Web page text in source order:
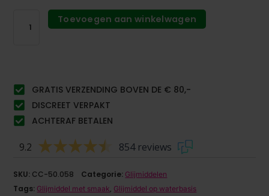
Toevoegen aan winkelwagen
GRATIS VERZENDING BOVEN DE € 80,-
DISCREET VERPAKT
ACHTERAF BETALEN
9.2 854 reviews
SKU: CC-50.058 Categorie: Glijmiddelen
Tags: Glijmiddel met smaak, Glijmiddel op waterbasis